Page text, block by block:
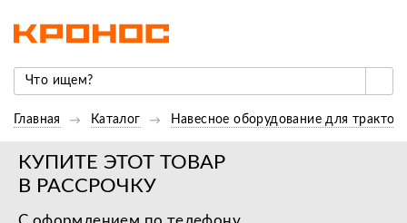
Главная Каталог Навесное оборудование для
КУПИТЕ ЭТОТ ТОВАР
В РАССРОЧКУ